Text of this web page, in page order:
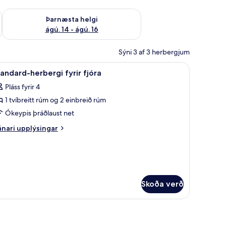
9
Þarnæsta helgi
ágú. 14 - ágú. 16
Athuga framboð þarnæstu helgi ágú. 14 - ágú. 16
Sýni 3 af 3 herbergjum
þráðlaus nettenging Míníbar, vinnuaðstaða fyrir fartölvur,
5 herbergi fyrir fjóra
Pláss fyrir 4
1 tvíbreitt rúm og 2 einbreið rúm
Ókeypis þráðlaust net
upplýsingar
Skoða verð